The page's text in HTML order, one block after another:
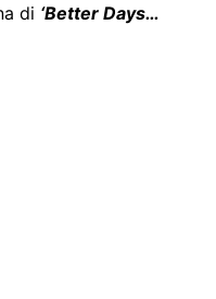
di ‘Better Days…